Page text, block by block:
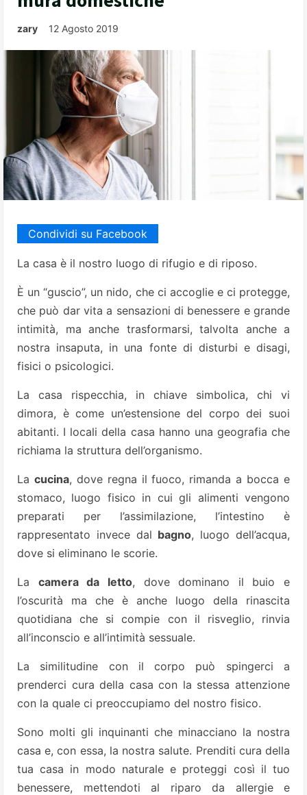
zary 12 Agosto 2019
Condividi su Facebook
La casa è il nostro luogo di rifugio e di riposo.
È un “guscio”, un nido, che ci accoglie e ci protegge,
che può dar vita a sensazioni di benessere e grande
intimità, ma anche trasformarsi, talvolta anche a
nostra insaputa, in una fonte di disturbi e disagi,
fisici o psicologici.
La casa rispecchia, in chiave simbolica, chi vi
dimora, è come un’estensione del corpo dei suoi
abitanti. I locali della casa hanno una geografia che
richiama la struttura dell’organismo.
La cucina, dove regna il fuoco, rimanda a bocca e
stomaco, luogo fisico in cui gli alimenti vengono
preparati per l’assimilazione, l’intestino è
rappresentato invece dal bagno, luogo dell’acqua,
dove si eliminano le scorie.
La camera da letto, dove dominano il buio e
l’oscurità ma che è anche luogo della rinascita
quotidiana che si compie con il risveglio, rinvia
all’inconscio e all’intimità sessuale.
La similitudine con il corpo può spingerci a
prenderci cura della casa con la stessa attenzione
con la quale ci preoccupiamo del nostro fisico.
Sono molti gli inquinanti che minacciano la nostra
casa e, con essa, la nostra salute. Prenditi cura della
tua casa in modo naturale e proteggi così il tuo
benessere, mettendoti al riparo da allergie e